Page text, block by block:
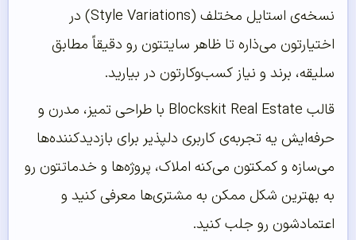
نسخه‌ی استایل مختلف (Style Variations) در
اختیارتون می‌ذاره تا ظاهر سایتتون رو دقیقاً مطابق
سلیقه، برند و نیاز کسب‌وکارتون در بیارید.
قالب Blockskit Real Estate با طراحی تمیز، مدرن و
حرفه‌ایش یه تجربه‌ی کاربری دلپذیر برای بازدیدکننده‌ها
می‌سازه و کمکتون می‌کنه املاک، پروژه‌ها و خدماتتون رو
به بهترین شکل ممکن به مشتری‌ها معرفی کنید و
اعتمادشون رو جلب کنید.